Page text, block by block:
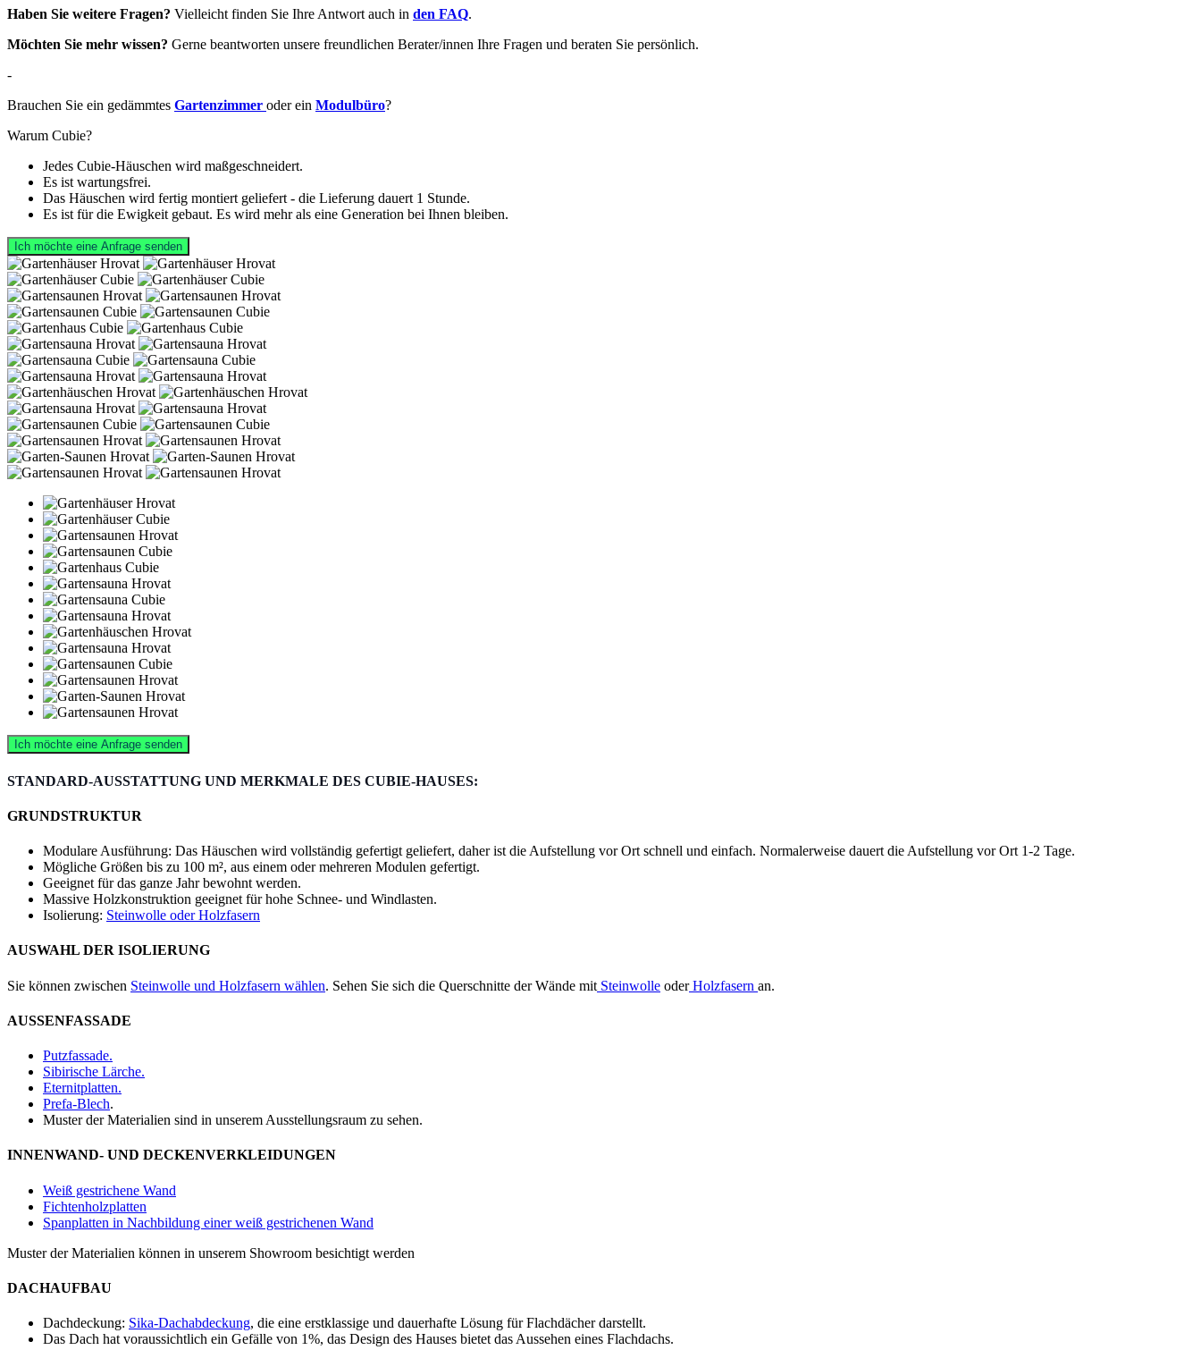
Haben Sie weitere Fragen? Vielleicht finden Sie Ihre Antwort auch in den FAQ.
Möchten Sie mehr wissen? Gerne beantworten unsere freundlichen Berater/innen Ihre Fragen und beraten Sie persönlich.
-
Brauchen Sie ein gedämmtes Gartenzimmer oder ein Modulbüro?
Warum Cubie?
Jedes Cubie-Häuschen wird maßgeschneidert.
Es ist wartungsfrei.
Das Häuschen wird fertig montiert geliefert - die Lieferung dauert 1 Stunde.
Es ist für die Ewigkeit gebaut. Es wird mehr als eine Generation bei Ihnen bleiben.
Ich möchte eine Anfrage senden
Ich möchte eine Anfrage senden
STANDARD-AUSSTATTUNG UND MERKMALE DES CUBIE-HAUSES:
GRUNDSTRUKTUR
Modulare Ausführung: Das Häuschen wird vollständig gefertigt geliefert, daher ist die Aufstellung vor Ort schnell und einfach. Normalerweise dauert die Aufstellung vor Ort 1-2 Tage.
Mögliche Größen bis zu 100 m², aus einem oder mehreren Modulen gefertigt.
Geeignet für das ganze Jahr bewohnt werden.
Massive Holzkonstruktion geeignet für hohe Schnee- und Windlasten.
Isolierung: Steinwolle oder Holzfasern
AUSWAHL DER ISOLIERUNG
Sie können zwischen Steinwolle und Holzfasern wählen. Sehen Sie sich die Querschnitte der Wände mit Steinwolle oderHolzfasern an.
AUSSENFASSADE
Putzfassade.
Sibirische Lärche.
Eternitplatten.
Prefa-Blech.
Muster der Materialien sind in unserem Ausstellungsraum zu sehen.
INNENWAND- UND DECKENVERKLEIDUNGEN
Weiß gestrichene Wand
Fichtenholzplatten
Spanplatten in Nachbildung einer weiß gestrichenen Wand
Muster der Materialien können in unserem Showroom besichtigt werden
DACHAUFBAU
Dachdeckung: Sika-Dachabdeckung, die eine erstklassige und dauerhafte Lösung für Flachdächer darstellt.
Das Dach hat voraussichtlich ein Gefälle von 1%, das Design des Hauses bietet das Aussehen eines Flachdachs.